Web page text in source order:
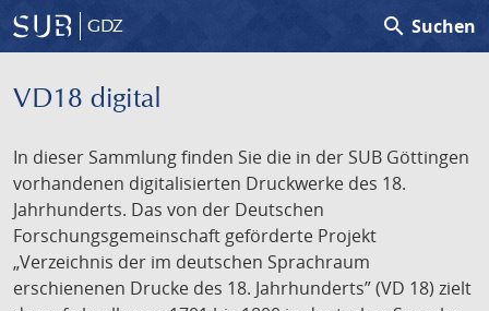
GDZ search Suchen
VD18 digital
In dieser Sammlung finden Sie die in der SUB Göttingen
vorhandenen digitalisierten Druckwerke des 18.
Jahrhunderts. Das von der Deutschen
Forschungsgemeinschaft geförderte Projekt
„Verzeichnis der im deutschen Sprachraum
erschienenen Drucke des 18. Jahrhunderts” (VD 18) zielt